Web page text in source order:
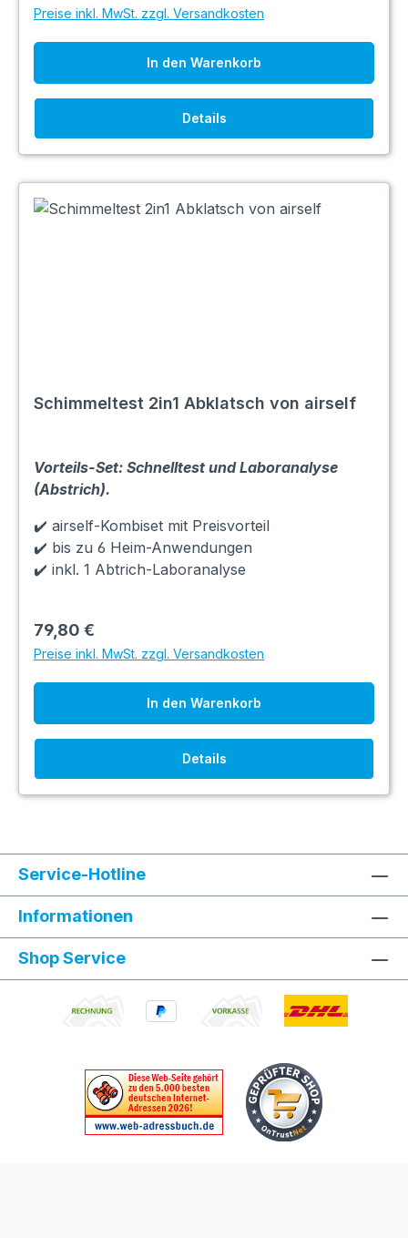
Preise inkl. MwSt. zzgl. Versandkosten
In den Warenkorb
Details
Schimmeltest 2in1 Abklatsch von airself
Vorteils-Set: Schnelltest und Laboranalyse
(Abstrich).
✔️ airself-Kombiset mit Preisvorteil
✔️ bis zu 6 Heim-Anwendungen
✔️ inkl. 1 Abtrich-Laboranalyse
79,80 €
Preise inkl. MwSt. zzgl. Versandkosten
In den Warenkorb
Details
Service-Hotline
Informationen
Shop Service